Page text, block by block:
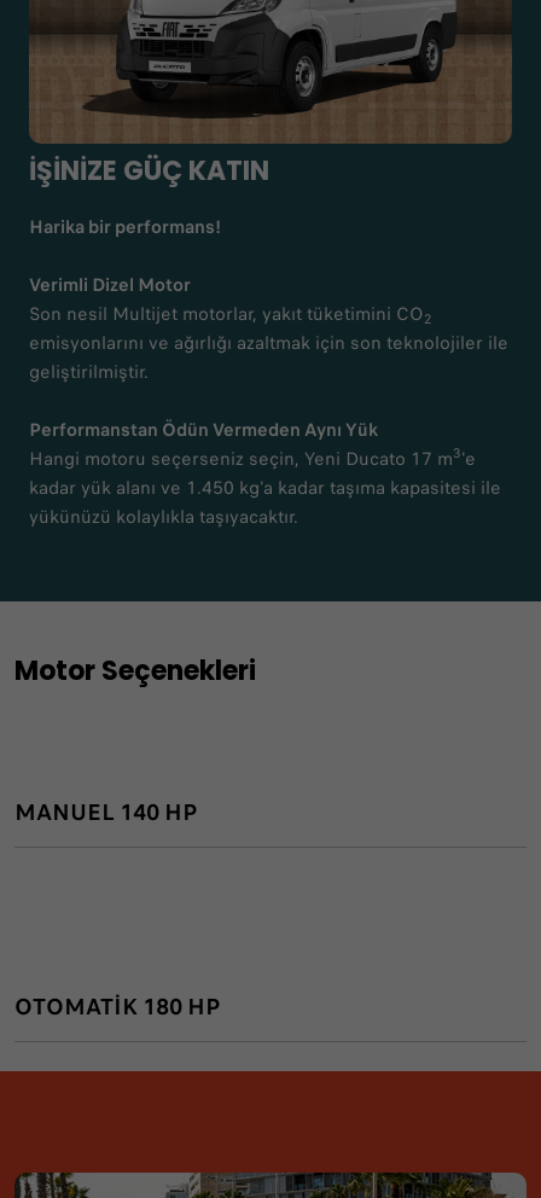
İŞİNİZE GÜÇ KATIN
Harika bir performans!
Verimli Dizel Motor
Son nesil Multijet motorlar, yakıt tüketimini CO2
emisyonlarını ve ağırlığı azaltmak için son teknolojiler ile
geliştirilmiştir.
Performanstan Ödün Vermeden Aynı Yük
Hangi motoru seçerseniz seçin, Yeni Ducato 17 m3'e
kadar yük alanı ve 1.450 kg'a kadar taşıma kapasitesi ile
yükünüzü kolaylıkla taşıyacaktır.
Motor Seçenekleri
MANUEL 140 HP
OTOMATİK 180 HP